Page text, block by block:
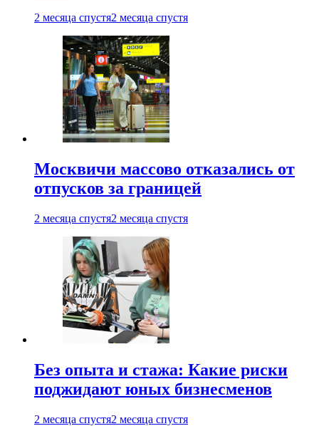
2 месяца спустя2 месяца спустя
Москвичи массово отказались от
отпусков за границей
2 месяца спустя2 месяца спустя
Без опыта и стажа: Какие риски
поджидают юных бизнесменов
2 месяца спустя2 месяца спустя